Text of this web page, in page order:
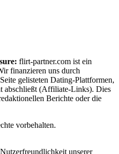
flirt-partner.com ist ein
finanzieren uns durch
gelisteten Dating-Plattformen,
abschließt (Affiliate-Links). Dies
Berichte oder die
vorbehalten.
unserer